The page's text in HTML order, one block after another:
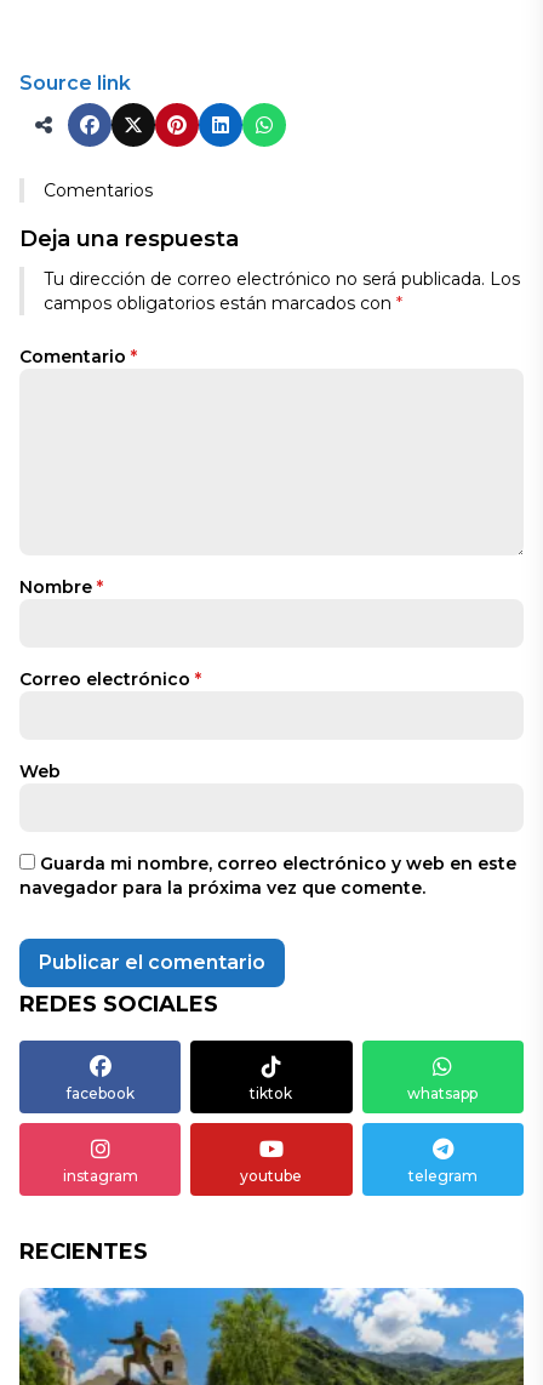
Source link
Comentarios
Deja una respuesta
Tu dirección de correo electrónico no será publicada. Los
campos obligatorios están marcados con *
Comentario *
Nombre *
Correo electrónico *
Web
Guarda mi nombre, correo electrónico y web en este
navegador para la próxima vez que comente.
REDES SOCIALES
facebook tiktok whatsapp
instagram youtube telegram
RECIENTES